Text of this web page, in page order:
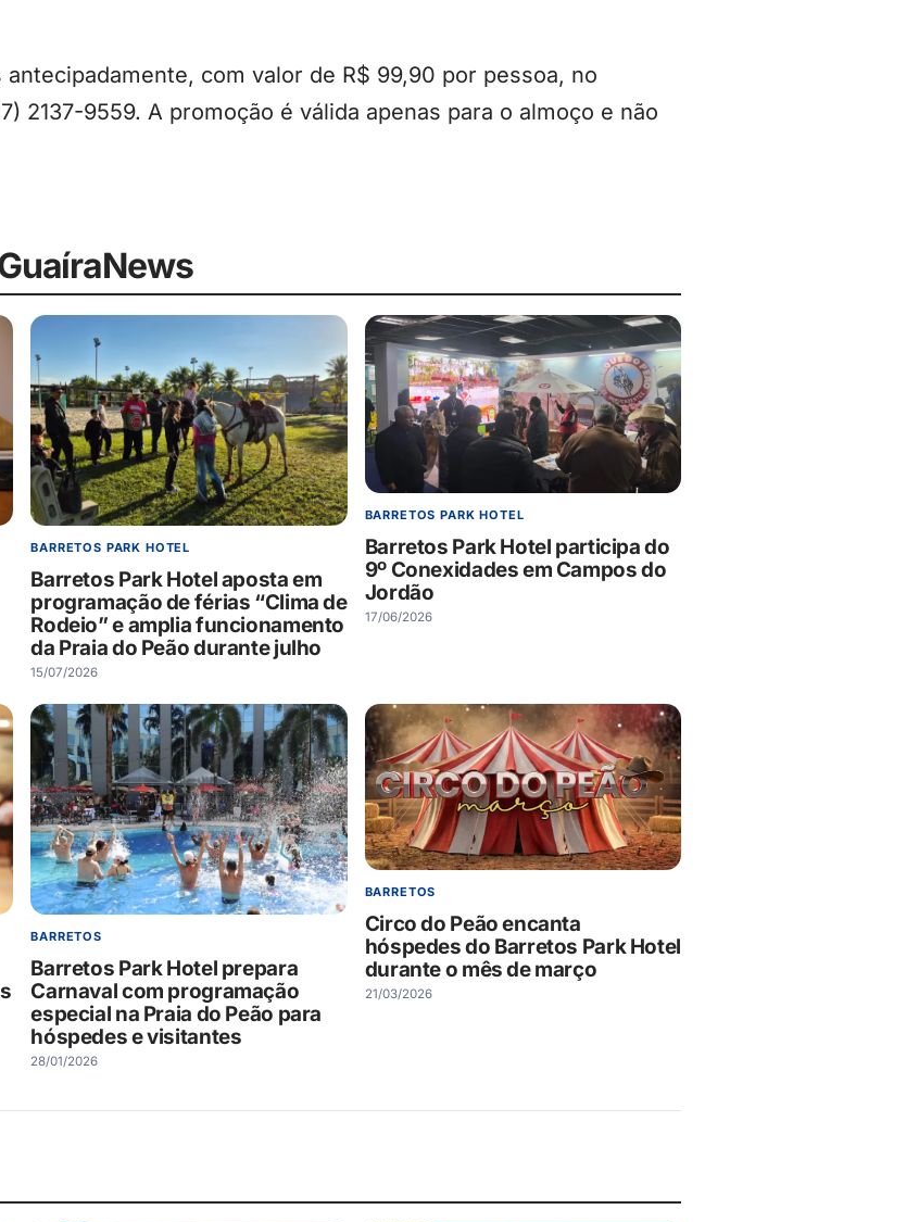
com valor de R$ 99,90 por pessoa, no
2137-9559. A promoção é válida apenas para o almoço e não
BARRETOS PARK HOTEL
Barretos Park Hotel aposta em
programação de férias “Clima de
Rodeio” e amplia funcionamento
da Praia do Peão durante julho
15/07/2026
BARRETOS PARK HOTEL
Barretos Park Hotel participa do
9º Conexidades em Campos do
Jordão
17/06/2026
BARRETOS
Barretos Park Hotel prepara
Carnaval com programação
especial na Praia do Peão para
hóspedes e visitantes
28/01/2026
BARRETOS
Circo do Peão encanta
hóspedes do Barretos Park Hotel
durante o mês de março
21/03/2026